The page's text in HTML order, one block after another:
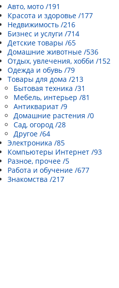
Каталог сайтов
| Регистрация |
Авто, мото /191
Красота и здоровье /177
Недвижимость /216
Бизнес и услуги /714
Детские товары /65
Домашние животные /536
Отдых, увлечения, хобби /152
Одежда и обувь /79
Товары для дома /213
Бытовая техника /31
Мебель, интерьер /81
Антиквариат /9
Домашние растения /0
Сад, огород /28
Другое /64
Электроника /85
Компьютеры Интернет /93
Разное, прочее /5
Работа и обучение /677
Знакомства /217